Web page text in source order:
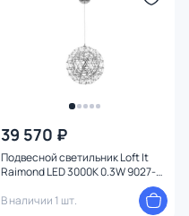
39 570 ₽
Подвесной светильник Loft It
Raimond LED 3000K 0.3W 9027-
В наличии 1 шт.